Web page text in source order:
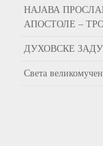
НАЈАВА
АПОСТОЛЕ –
ДУХОВСКЕ
Света